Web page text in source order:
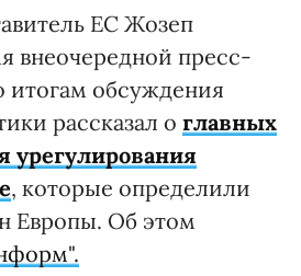
ЕС Жозеп
внеочередной пресс-
обсуждения
рассказал о главных
урегулирования
, которые определили
Европы. Об этом